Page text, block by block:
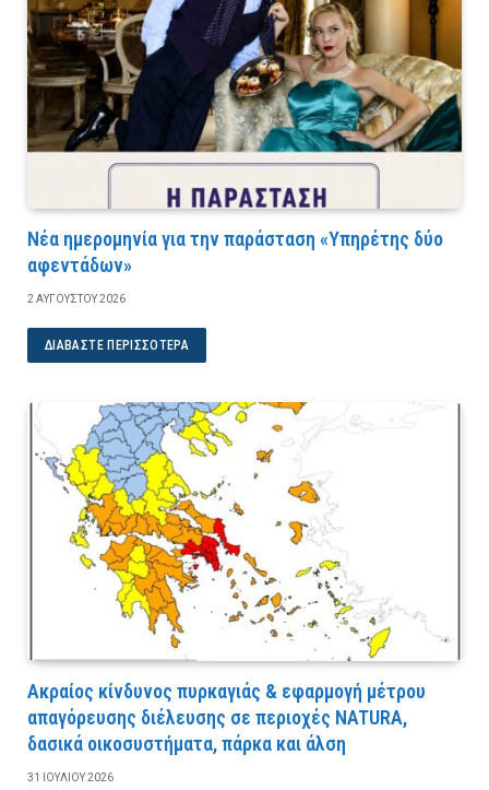
Νέα ημερομηνία για την παράσταση «Υπηρέτης δύο
αφεντάδων»
2 ΑΥΓΟΎΣΤΟΥ 2026
ΔΙΑΒΆΣΤΕ ΠΕΡΙΣΣΌΤΕΡΑ
Ακραίος κίνδυνος πυρκαγιάς & εφαρμογή μέτρου
απαγόρευσης διέλευσης σε περιοχές NATURA,
δασικά οικοσυστήματα, πάρκα και άλση
31 ΙΟΥΛΊΟΥ 2026